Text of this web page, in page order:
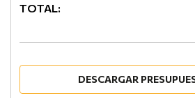
TOTAL:
DESCARGAR